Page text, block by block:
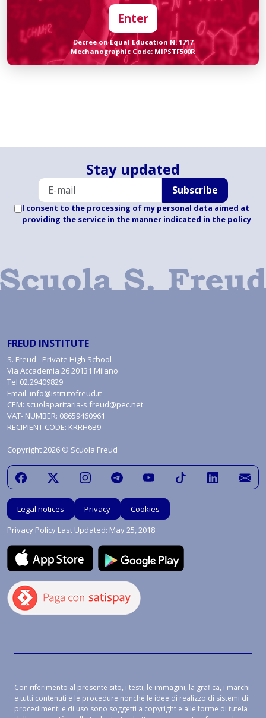
Enter
Decree on Equal Education N. 1717
Mechanographic Code: MIPSTF500R
Stay updated
Subscribe
I consent to the processing of my personal data aimed at
providing the service in the manner indicated in the policy
FREUD INSTITUTE
S. Freud - Private High School
Via Accademia 26 20131 Milano
Tel 02.29409829
Email: info@istitutofreud.it
CEM: scuolaparitaria-s.freud@pec.net
VAT- NUMBER: 08659460961
RECIPIENT CODE: KRRH6B9
Copyright 2026 © Scuola Freud
Legal notices Privacy
Cookies
Privacy Policy Last Updated: May 25, 2018
Con riferimento al presente sito, i testi, le immagini, la grafica, i marchi
e tutti contenuti e le procedure nonché le idee di realizzo di sistemi di
procedimenti e di uso sono soggetti a copyright e alle forme di tutela